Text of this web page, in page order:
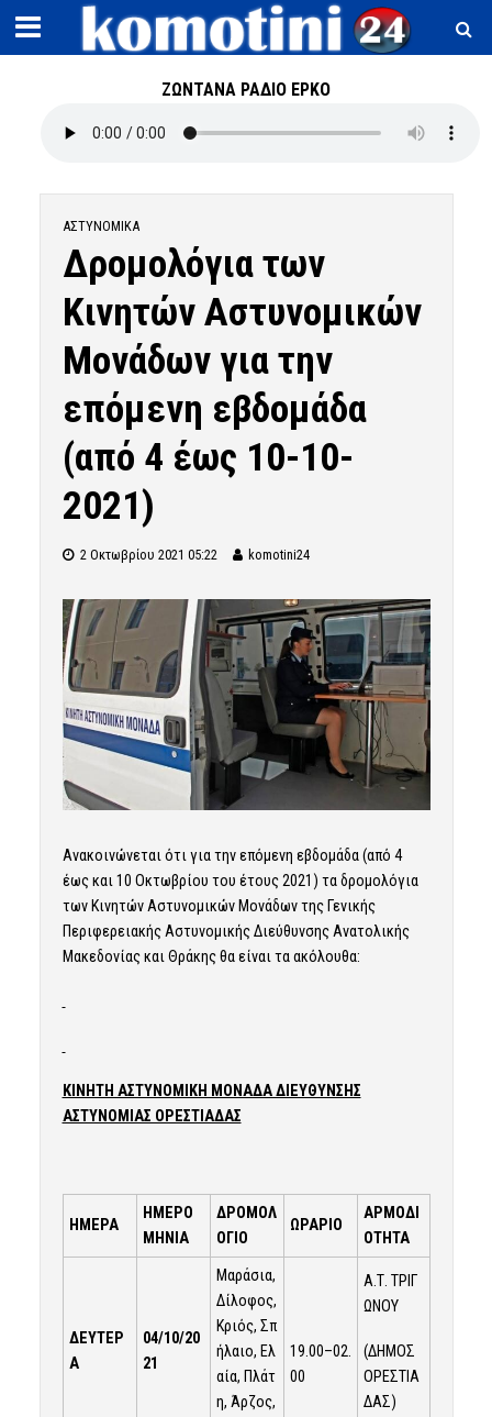
ΖΩΝΤΑΝΑ ΡΑΔΙΟ ΕΡΚΟ
ΑΣΤΥΝΟΜΙΚΆ
Δρομολόγια των
Κινητών Αστυνομικών
Μονάδων για την
επόμενη εβδομάδα
(από 4 έως 10-10-
2021)
2 Οκτωβρίου 2021 05:22 komotini24
Ανακοινώνεται ότι για την επόμενη εβδομάδα (από 4
έως και 10 Οκτωβρίου του έτους 2021) τα δρομολόγια
των Κινητών Αστυνομικών Μονάδων της Γενικής
Περιφερειακής Αστυνομικής Διεύθυνσης Ανατολικής
Μακεδονίας και Θράκης θα είναι τα ακόλουθα:
ΚΙΝΗΤΗ ΑΣΤΥΝΟΜΙΚΗ ΜΟΝΑΔΑ ΔΙΕΥΘΥΝΣΗΣ
ΑΣΤΥΝΟΜΙΑΣ ΟΡΕΣΤΙΑΔΑΣ
ΗΜΕΡΑ
ΗΜΕΡΟ
ΜΗΝΙΑ
ΔΡΟΜΟΛ
ΟΓΙΟ
ΩΡΑΡΙΟ
ΑΡΜΟΔΙ
ΟΤΗΤΑ
ΔΕΥΤΕΡ
Α
04/10/20
21
Μαράσια,
Δίλοφος,
Κριός, Σπ
ήλαιο, Ελ
αία, Πλάτ
η, Άρζος,
19.00–02.
00
Α.Τ. ΤΡΙΓ
ΩΝΟΥ
(ΔΗΜΟΣ
ΟΡΕΣΤΙΑ
ΔΑΣ)